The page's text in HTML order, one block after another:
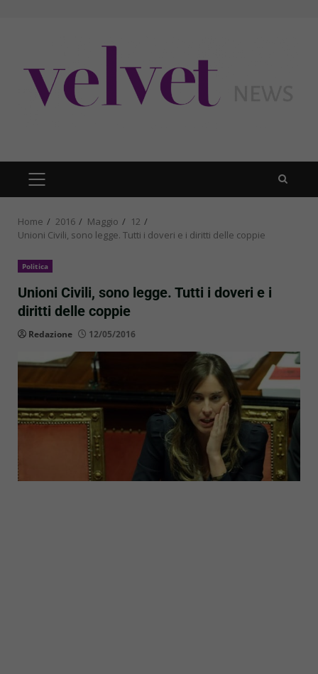
PRIMARY
MENU
Home 2016 Maggio
12
Unioni Civili, sono legge. Tutti i doveri e i diritti delle coppie
Politica
Unioni Civili, sono legge. Tutti i doveri e i
diritti delle coppie
Redazione 12/05/2016